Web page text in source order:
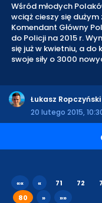
Wśród młodych
wciąż cieszy się
Komendant Główny
do Policji na 2015 r.
się już w kwietniu, a
swoje siły o 3000
Łukasz Ropczyński
20 lutego 2015,
«« « 71 72
80
» »»